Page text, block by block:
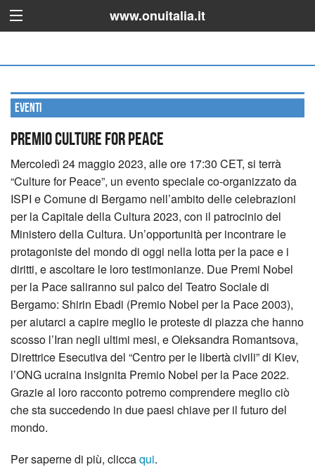
www.onuitalia.it
Eventi
Premio Culture for Peace
Mercoledì 24 maggio 2023, alle ore 17:30 CET, si terrà
“Culture for Peace”, un evento speciale co-organizzato da
ISPI e Comune di Bergamo nell’ambito delle celebrazioni
per la Capitale della Cultura 2023, con il patrocinio del
Ministero della Cultura. Un’opportunità per incontrare le
protagoniste del mondo di oggi nella lotta per la pace e i
diritti, e ascoltare le loro testimonianze. Due Premi Nobel
per la Pace saliranno sul palco del Teatro Sociale di
Bergamo: Shirin Ebadi (Premio Nobel per la Pace 2003),
per aiutarci a capire meglio le proteste di piazza che hanno
scosso l’Iran negli ultimi mesi, e Oleksandra Romantsova,
Direttrice Esecutiva del “Centro per le libertà civili” di Kiev,
l’ONG ucraina insignita Premio Nobel per la Pace 2022.
Grazie al loro racconto potremo comprendere meglio ciò
che sta succedendo in due paesi chiave per il futuro del
mondo.
Per saperne di più, cliccaqui.